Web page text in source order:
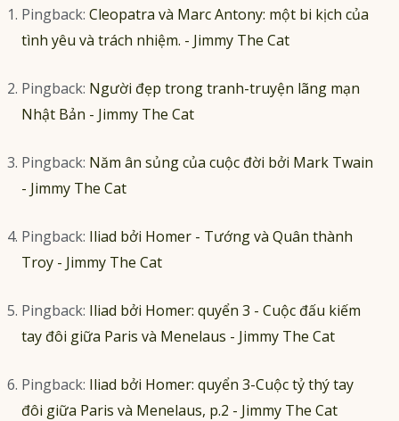
Pingback: Cleopatra và Marc Antony: một bi kịch của
tình yêu và trách nhiệm. - Jimmy The Cat
Pingback: Người đẹp trong tranh-truyện lãng mạn
Nhật Bản - Jimmy The Cat
Pingback: Năm ân sủng của cuộc đời bởi Mark Twain
- Jimmy The Cat
Pingback: Iliad bởi Homer - Tướng và Quân thành
Troy - Jimmy The Cat
Pingback: Iliad bởi Homer: quyển 3 - Cuộc đấu kiếm
tay đôi giữa Paris và Menelaus - Jimmy The Cat
Pingback: Iliad bởi Homer: quyển 3-Cuộc tỷ thý tay
đôi giữa Paris và Menelaus, p.2 - Jimmy The Cat